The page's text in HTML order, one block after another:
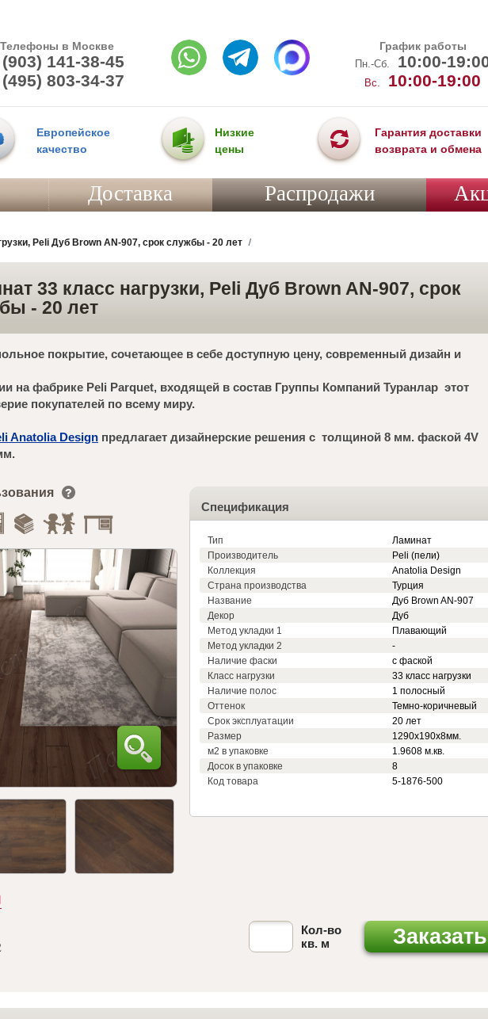
Телефоны в Москве
141-38-45
803-34-37
График работы
Пн.-Сб. 10:00-
Вс. 10:00-19:00
Европейское
качество
Низкие
цены
Гарантия доставки
возврата и обмена
Доставка Распродажи
Peli Дуб Brown AN-907, срок службы - 20 лет
33 класс нагрузки, Peli Дуб Brown AN-907, срок
- 20 лет
покрытие, сочетающее в себе доступную цену, современный дизайн и
на фабрике Peli Parquet, входящей в состав Группы Компаний Туранлар этот
покупателей по всему миру.
Anatolia Design предлагает дизайнерские решения с толщиной 8 мм. фаской 4V
Спецификация
Тип
Ламинат
Производитель
Peli (пели)
Коллекция
Anatolia Design
Страна производства
Турция
Название
Дуб Brown AN-907
Декор
Дуб
Метод укладки 1
Плавающий
Метод укладки 2
-
Наличие фаски
с фаской
Класс нагрузки
33 класс нагрузки
Наличие полос
1 полосный
Оттенок
Темно-коричневый
Срок эксплуатации
20 лет
Размер
1290х190х8мм.
м2 в упаковке
1.9608 м.кв.
Досок в упаковке
8
Код товара
5-1876-500
Кол-во
кв. м
Заказать